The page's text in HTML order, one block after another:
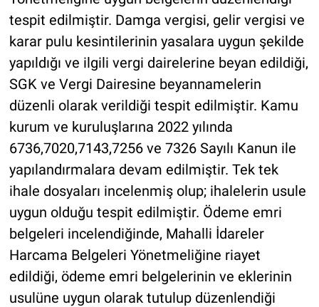
tespit edilmiştir. Damga vergisi, gelir vergisi ve
karar pulu kesintilerinin yasalara uygun şekilde
yapıldığı ve ilgili vergi dairelerine beyan edildiği,
SGK ve Vergi Dairesine beyannamelerin
düzenli olarak verildiği tespit edilmiştir. Kamu
kurum ve kuruluşlarına 2022 yılında
6736,7020,7143,7256 ve 7326 Sayılı Kanun ile
yapılandırmalara devam edilmiştir. Tek tek
ihale dosyaları incelenmiş olup; ihalelerin usule
uygun olduğu tespit edilmiştir. Ödeme emri
belgeleri incelendiğinde, Mahalli İdareler
Harcama Belgeleri Yönetmeliğine riayet
edildiği, ödeme emri belgelerinin ve eklerinin
usulüne uygun olarak tutulup düzenlendiği